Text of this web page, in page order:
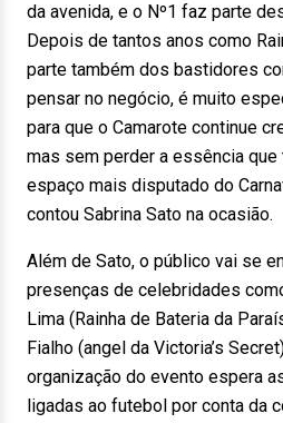
da avenida, e o Nº1 faz parte
Depois de tantos anos como
parte também dos bastidores
pensar no negócio, é muito
para que o Camarote continue
mas sem perder a essência que
espaço mais disputado do
contou Sabrina Sato na ocasião.
Além de Sato, o público vai se
presenças de celebridades
Lima (Rainha de Bateria da
Fialho (angel da Victoria’s
organização do evento espera
ligadas ao futebol por conta da